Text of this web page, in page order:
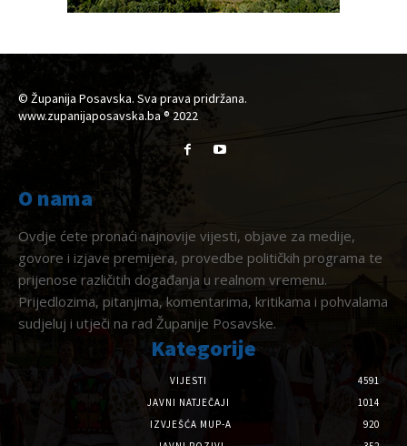
© Županija Posavska. Sva prava pridržana.
www.zupanijaposavska.ba ® 2022
O nama
Ovdje ćete pronaći najnovije vijesti, objave za medije,
govore i izjave premijera, provedbe političkih programa te
prijenose različitih događanja u realnom vremenu.
Prijedlozima, pitanjima, komentarima, kritikama i pohvalama
sudjeluj i utječi na rad Županije Posavske.
Kategorije
VIJESTI
4591
JAVNI NATJEČAJI
1014
IZVJEŠĆA MUP-A
920